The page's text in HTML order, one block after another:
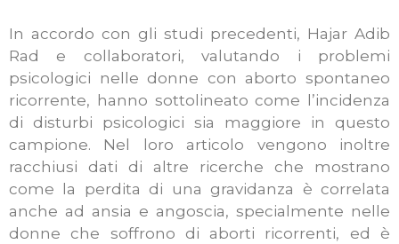
In accordo con gli studi precedenti, Hajar Adib
Rad e collaboratori, valutando i problemi
psicologici nelle donne con aborto spontaneo
ricorrente, hanno sottolineato come l’incidenza
di disturbi psicologici sia maggiore in questo
campione. Nel loro articolo vengono inoltre
racchiusi dati di altre ricerche che mostrano
come la perdita di una gravidanza è correlata
anche ad ansia e angoscia, specialmente nelle
donne che soffrono di aborti ricorrenti, ed è